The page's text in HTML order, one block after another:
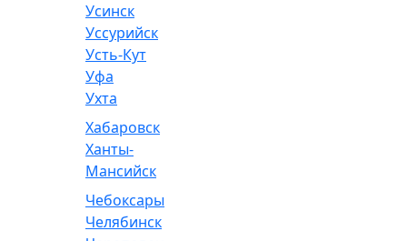
Усинск
Уссурийск
Усть-Кут
Уфа
Ухта
Хабаровск
Ханты-
Мансийск
Чебоксары
Челябинск